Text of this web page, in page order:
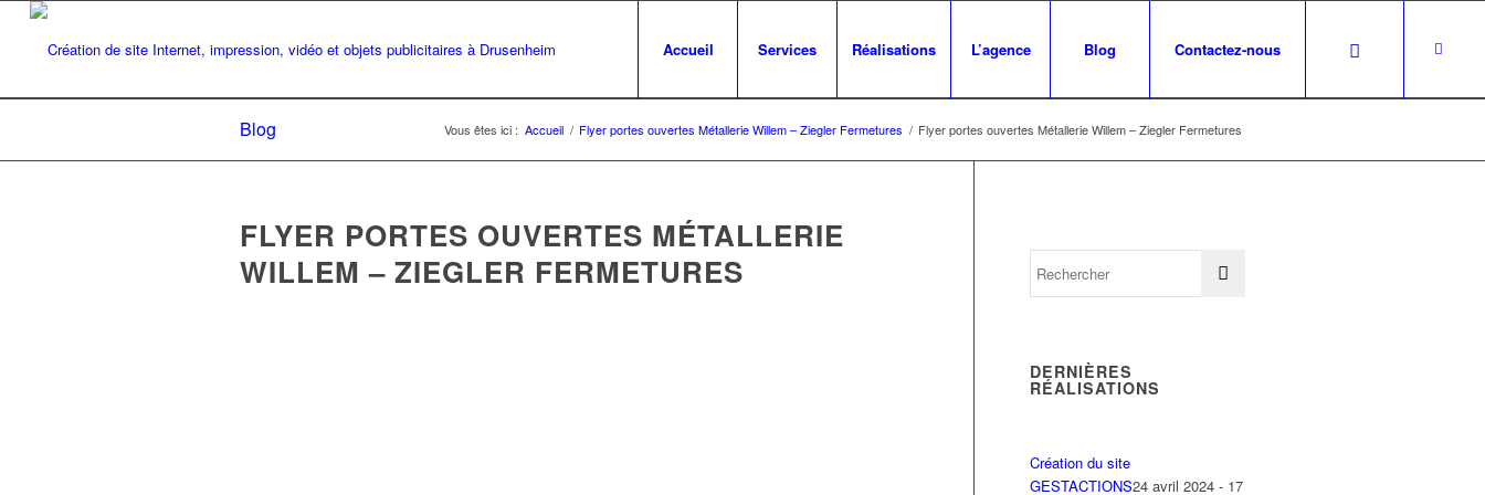
Accueil Services Réalisations L’agence Blog Contactez-nous
Blog Vous êtes ici : Accueil / Flyer portes ouvertes Métallerie Willem – Ziegler Fermetures / Flyer portes ouvertes Métallerie Willem – Ziegler Fermetures
FLYER PORTES OUVERTES MÉTALLERIE
WILLEM – ZIEGLER FERMETURES
DERNIÈRES
RÉALISATIONS
Création du site
GESTACTIONS24 avril 2024 - 17